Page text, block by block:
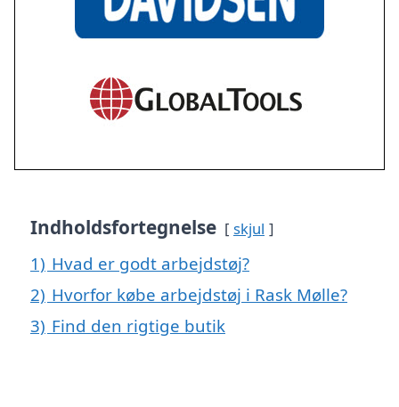
Indholdsfortegnelse skjul
1) Hvad er godt arbejdstøj?
2) Hvorfor købe arbejdstøj i Rask Mølle?
3) Find den rigtige butik